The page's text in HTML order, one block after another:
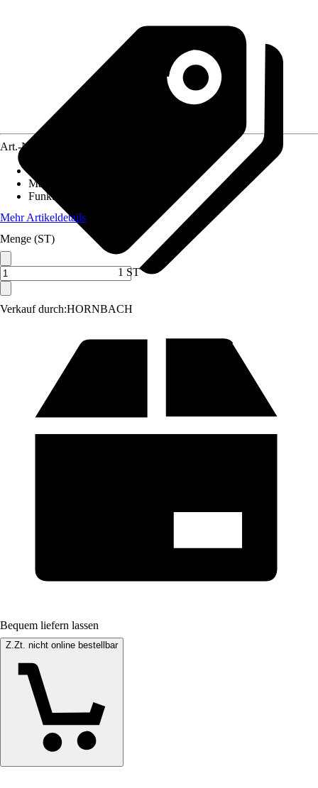
Verkauf durch:HORNBACH
Art.-Nr.
Material
Funktionen
Mehr Artikeldetails
Menge (ST)
1 ST
Bequem liefern lassen
Z.Zt. nicht online bestellbar